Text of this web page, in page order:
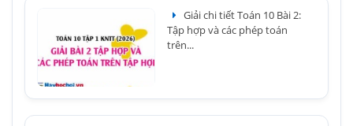
Giải chi tiết Toán 10 Bài 2:
Tập hợp và các phép toán
trên...